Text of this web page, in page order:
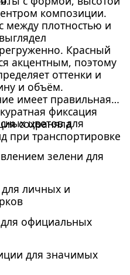
композиции.
между плотностью и
Красный
акцентным, поэтому
оттенки и
и объём.
имеет правильная
фиксация
сохраняла
при транспортировке
цветов для
зелени для
личных и
официальных
для значимых